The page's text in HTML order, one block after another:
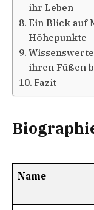
ihr Leben
Ein Blick auf
Höhepunkte
ihren Füßen
Fazit
Name